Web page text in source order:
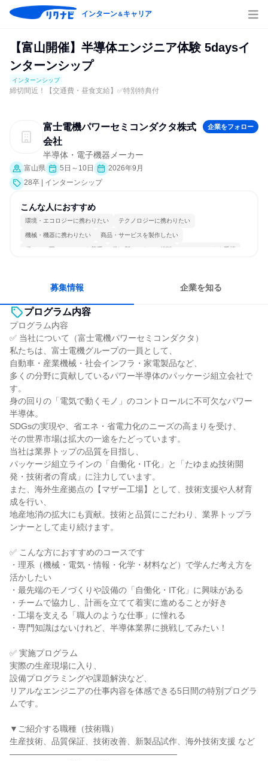
インターン＆キャリア
【富山開催】半導体エンジニア体験 5daysイ
ンターンシップ
インターンシップ
締切間近！【交通費・昼食支給】✅特別特典付
富士電機パワーセミコンダクタ株式
会社
企業をフォロー
半導体・電子機器メーカー
富山県 5日～10日
2026年9月
28卒 | インターンシップ
こんな人におすすめ
環境・エコロジーに携わりたい テクノロジーに携わりたい
機械・機器に携わりたい 商品・サービスを製作したい
穏やかで互いのペースを尊重 常に新しいものに挑戦 チームワークを重視
募集情報 企業を知る
プログラム内容
プログラム内容
✅ 当社について（富士電機パワーセミコンダクタ）
私たちは、富士電機グループの一員として、
自動車・産業機械・社会インフラ・家電製品など、
多くの分野に貢献しているパワー半導体のパッケージ組立会社で
す。
身の回りの「電気で動くモノ」のコントロールに不可欠なパワー
半導体。
SDGsの実現や、省エネ・省電力化のニーズの高まりを受け、
その世界市場は拡大の一途をたどっています。
当社は業界トップの品質を目指し、
パッケージ組立ラインの「自働化・IT化」と「たゆまぬ技術開
発・技術者の育成」に注力しています。
また、海外生産拠点の【マザー工場】として、技術支援や人材育
成を行い、
地産地消の拡大にも貢献。技術と品質にこだわり、業界トップラ
ンナーとして走り続けます。
✅ こんな方におすすめのコースです
・理系（機械・電気・情報・化学・材料など）で学んだ考え方を
活かしたい
・最先端のモノづくりや設備の「自働化・IT化」に興味がある
・チームで協力し、計画を立てて着実に進めることが好き
・工場を支える「職人のような仕事」に憧れる
・専門知識はないけれど、半導体業界に挑戦してみたい！
✅ 実施プログラム
実際の生産現場に入り、
設備プログラミングや課題解決など、
リアルなエンジニアの仕事内容を体感できる5日間の特別プログラ
ムです。
▼ご紹介する職種（技術職）
生産技術、品質保証、技術改善、新製品試作、海外技術支援 など
――――――――――――――――――――